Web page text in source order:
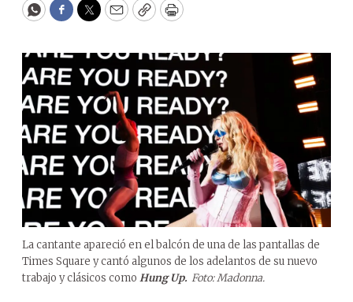
WhatsApp
Facebook
Twitter
EmailCopyPrint
La cantante apareció en el balcón de una de las pantallas de
Times Square y cantó algunos de los adelantos de su nuevo
trabajo y clásicos como Hung Up. Foto: Madonna.